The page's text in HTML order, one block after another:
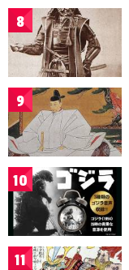
8
9
10
11